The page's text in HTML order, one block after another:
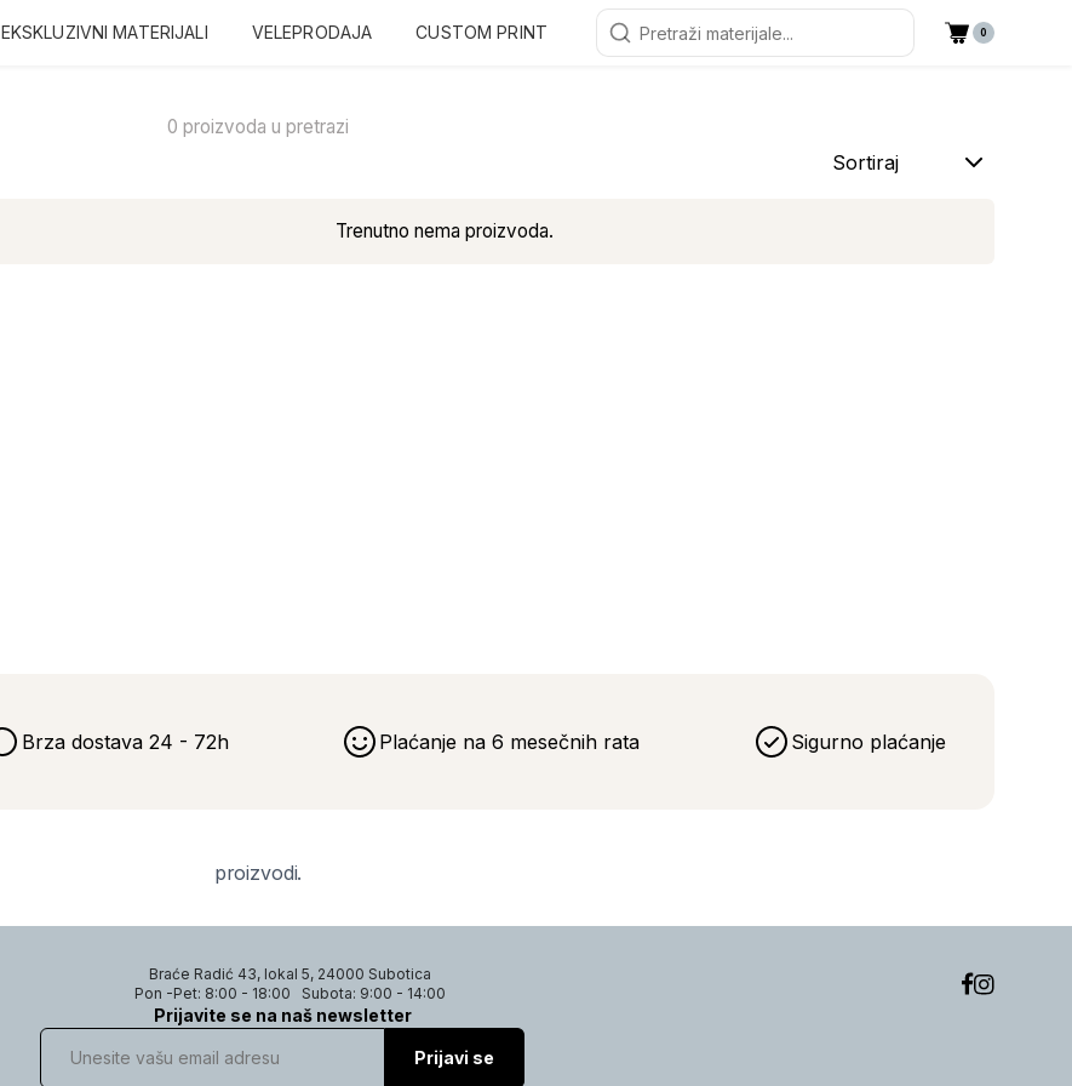
EKSKLUZIVNI MATERIJALI VELEPRODAJA CUSTOM PRINT 0
0 proizvoda u pretrazi
Sortiraj
Trenutno nema proizvoda.
Brza dostava 24 - 72h Plaćanje na 6 mesečnih rata Sigurno plaćanje
proizvodi.
Braće Radić 43, lokal 5, 24000 Subotica
Pon -Pet: 8:00 - 18:00
Subota: 9:00 - 14:00
Prijavite se na naš newsletter
Prijavi se